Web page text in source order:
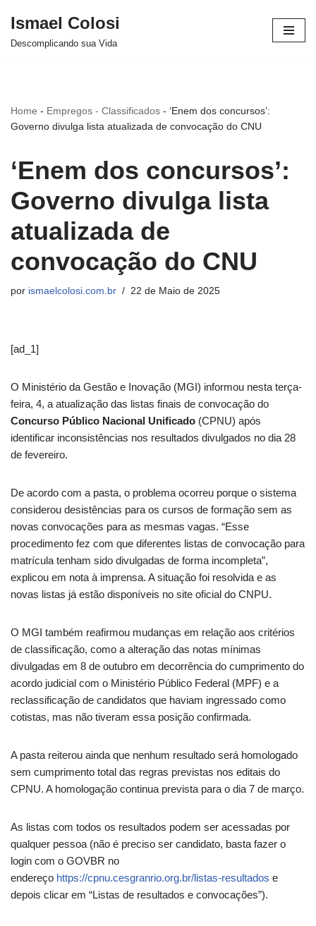
Avançar
Ismael Colosi
Descomplicando sua Vida
Home - Empregos - Classificados - ‘Enem dos concursos’:
Governo divulga lista atualizada de convocação do CNU
‘Enem dos concursos’:
Governo divulga lista
atualizada de
convocação do CNU
por ismaelcolosi.com.br 22 de Maio de 2025
[ad_1]
O Ministério da Gestão e Inovação (MGI) informou nesta terça-
feira, 4, a atualização das listas finais de convocação do
Concurso Público Nacional Unificado (CPNU) após
identificar inconsistências nos resultados divulgados no dia 28
de fevereiro.
De acordo com a pasta, o problema ocorreu porque o sistema
considerou desistências para os cursos de formação sem as
novas convocações para as mesmas vagas. “Esse
procedimento fez com que diferentes listas de convocação para
matrícula tenham sido divulgadas de forma incompleta”,
explicou em nota à imprensa. A situação foi resolvida e as
novas listas já estão disponíveis no site oficial do CNPU.
O MGI também reafirmou mudanças em relação aos critérios
de classificação, como a alteração das notas mínimas
divulgadas em 8 de outubro em decorrência do cumprimento do
acordo judicial com o Ministério Público Federal (MPF) e a
reclassificação de candidatos que haviam ingressado como
cotistas, mas não tiveram essa posição confirmada.
A pasta reiterou ainda que nenhum resultado será homologado
sem cumprimento total das regras previstas nos editais do
CPNU. A homologação continua prevista para o dia 7 de março.
As listas com todos os resultados podem ser acessadas por
qualquer pessoa (não é preciso ser candidato, basta fazer o
login com o GOVBR no
endereço https://cpnu.cesgranrio.org.br/listas-resultados e
depois clicar em “Listas de resultados e convocações”).